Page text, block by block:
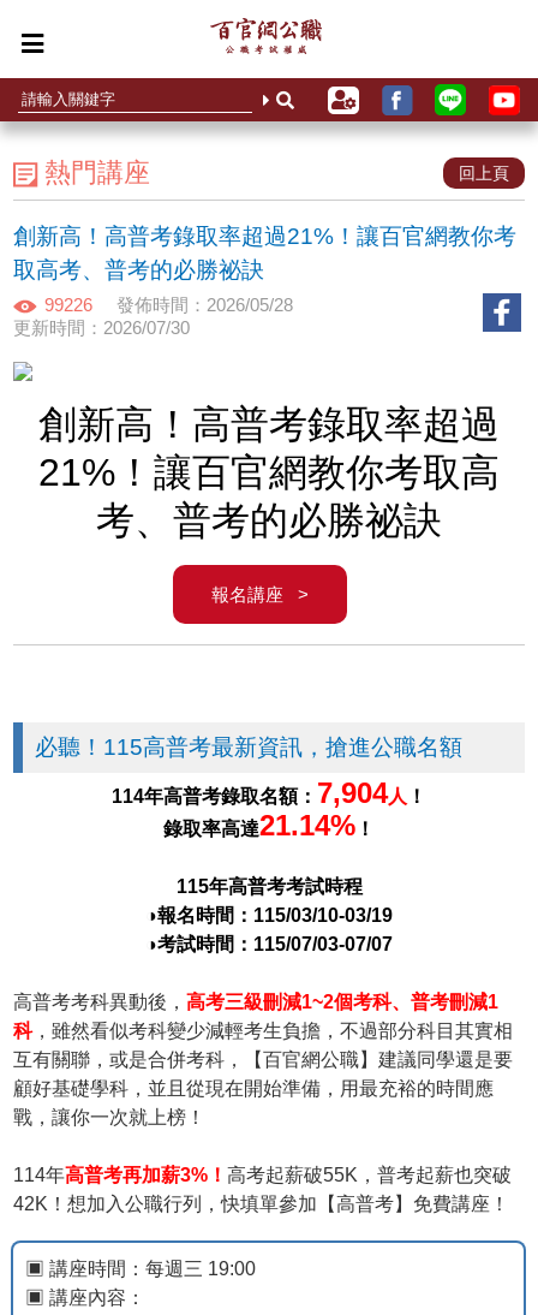
熱門講座 回上頁
創新高！高普考錄取率超過21%！讓百官網教你考
取高考、普考的必勝祕訣
99226
發佈時間：2026/05/28
更新時間：2026/07/30
創新高！高普考錄取率超過
21%！讓百官網教你考取高
考、普考的必勝祕訣
報名講座 >
必聽！115高普考最新資訊，搶進公職名額
114年高普考錄取名額： 7,904人 ！
錄取率高達21.14% ！
115年高普考考試時程
◑報名時間：115/03/10-03/19
◑考試時間：115/07/03-07/07
高普考考科異動後，高考三級刪減1~2個考科、普考刪減1
科，雖然看似考科變少減輕考生負擔，不過部分科目其實相
互有關聯，或是合併考科，【百官網公職】建議同學還是要
顧好基礎學科，並且從現在開始準備，用最充裕的時間應
戰，讓你一次就上榜！
114年高普考再加薪3%！高考起薪破55K，普考起薪也突破
42K！想加入公職行列，快填單參加【高普考】免費講座！
▣ 講座時間：每週三 19:00
▣ 講座內容：